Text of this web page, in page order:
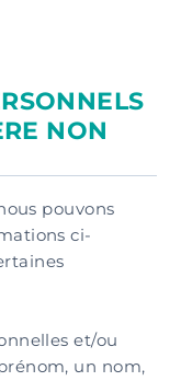
NON
pouvons
ci-
et/ou
un nom,